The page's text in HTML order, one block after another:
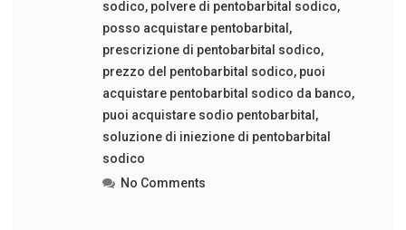
sodico, polvere di pentobarbital sodico,
posso acquistare pentobarbital ,
prescrizione di pentobarbital sodico,
prezzo del pentobarbital sodico, puoi
acquistare pentobarbital sodico da banco,
puoi acquistare sodio pentobarbital ,
soluzione di iniezione di pentobarbital
sodico
No Comments